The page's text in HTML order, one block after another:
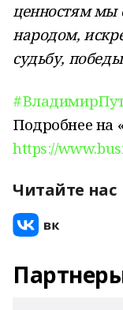
ценностям
народом,
судьбу,
Подробнее на
https://
Читайте нас